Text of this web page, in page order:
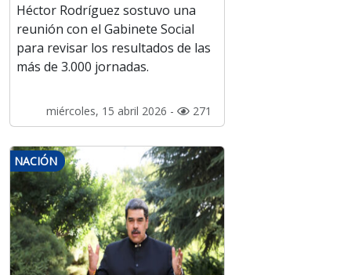
Héctor Rodríguez sostuvo una
reunión con el Gabinete Social
para revisar los resultados de las
más de 3.000 jornadas.
miércoles, 15 abril 2026 - 271
NACIÓN